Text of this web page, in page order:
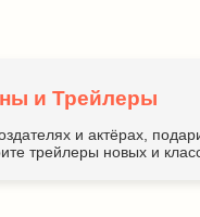
и Трейлеры
и актёрах,
трейлеры новых и